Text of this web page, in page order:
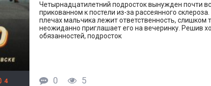
Четырнадцатилетний подросток вынужден почти
прикованном к постели из-за рассеянного
плечах мальчика лежит ответственность, слишком
неожиданно приглашает его на вечеринку. Решив
обязанностей, подросток
4 0 5